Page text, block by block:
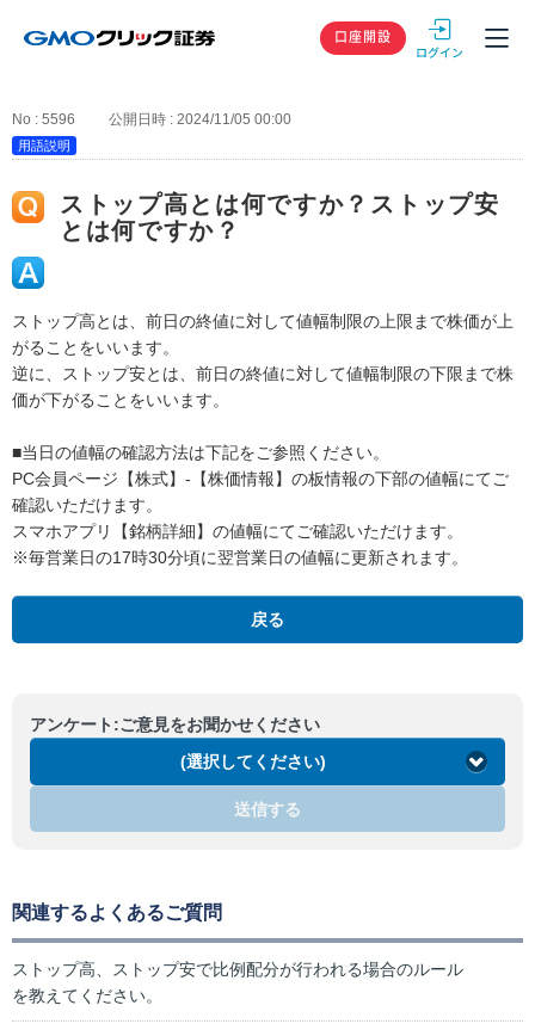
GMOクリック
口座開設
No : 5596 公開日時 : 2024/11/05 00:00
用語説明
ストップ高とは何ですか？ストップ安
とは何ですか？
ストップ高とは、前日の終値に対して値幅制限の上限まで株価が上
がることをいいます。
逆に、ストップ安とは、前日の終値に対して値幅制限の下限まで株
価が下がることをいいます。
■当日の値幅の確認方法は下記をご参照ください。
PC会員ページ【株式】-【株価情報】の板情報の下部の値幅にてご
確認いただけます。
スマホアプリ【銘柄詳細】の値幅にてご確認いただけます。
※毎営業日の17時30分頃に翌営業日の値幅に更新されます。
戻る
アンケート:ご意見をお聞かせください
(選択してください)
送信する
関連するよくあるご質問
ストップ高、ストップ安で比例配分が行われる場合のルール
を教えてください。